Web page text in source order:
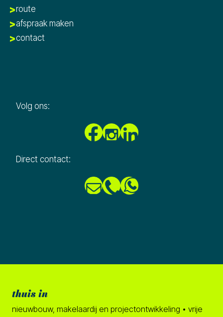
route
afspraak maken
contact
Volg ons:
Direct contact:
thuis in
nieuwbouw, makelaardij en projectontwikkeling • vrije